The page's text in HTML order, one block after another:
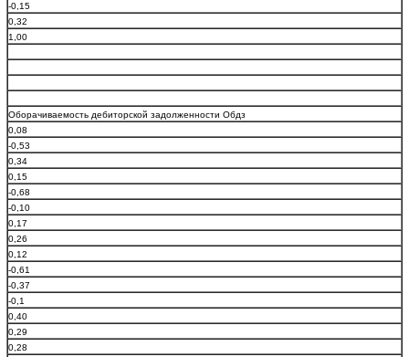
-0,15
0,32
1,00
Оборачиваемость дебиторской задолженности Обдз
0,08
-0,53
0,34
0,15
-0,68
-0,10
0,17
0,26
0,12
-0,61
-0,37
-0,1
0,40
0,29
0,28